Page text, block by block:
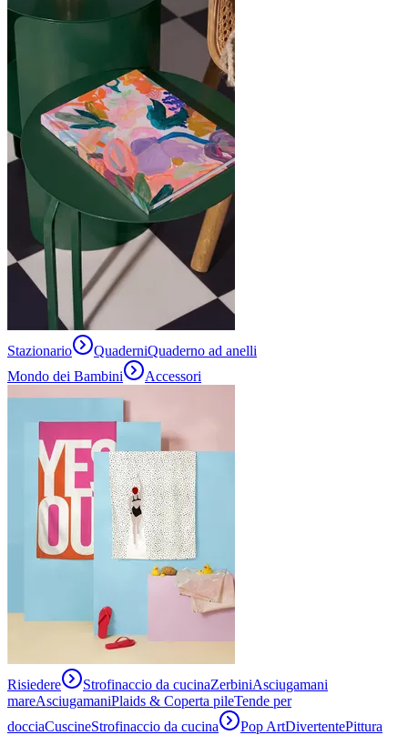
Stazionario QuaderniQuaderno ad anelli
Mondo dei Bambini
Accessori
Risiedere Strofinaccio da cucinaZerbiniAsciugamani
mareAsciugamaniPlaids & Coperta pileTende per
docciaCuscineStrofinaccio da cucina Pop ArtDivertentePittura